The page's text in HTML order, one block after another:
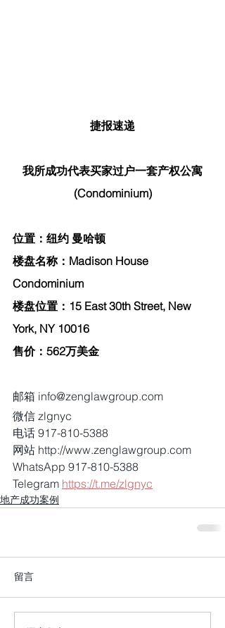
捷报速递
我所成功代表买家过户一套产权公寓
(Condominium)
位置：纽约 曼哈顿
楼盘名称：Madison House
Condominium
楼盘位置：15 East 30th Street, New
York, NY 10016
售价：562万美金
邮箱 info@zenglawgroup.com
微信 zlgnyc
电话 917-810-5388
网站 http://www.zenglawgroup.com
WhatsApp 917-810-5388
Telegram https://t.me/zlgnyc
地产成功案例
留言